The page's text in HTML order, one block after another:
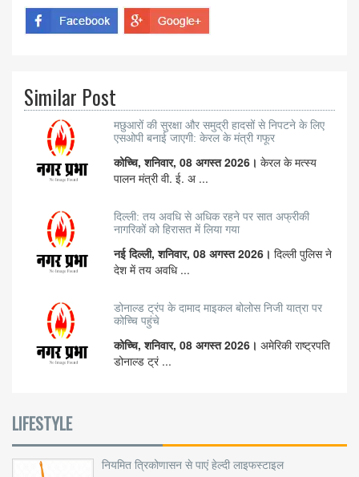
Similar Post
मछुआरों की सुरक्षा और समुद्री हादसों से निपटने के लिए
एसओपी बनाई जाएगी: केरल के मंत्री गफूर
कोच्चि, शनिवार, 08 अगस्त 2026। केरल के मत्स्य
पालन मंत्री वी. ई. अ ...
दिल्ली: तय अवधि से अधिक रहने पर सात अफ्रीकी
नागरिकों को हिरासत में लिया गया
नई दिल्ली, शनिवार, 08 अगस्त 2026। दिल्ली पुलिस ने
देश में तय अवधि ...
डोनाल्ड ट्रंप के दामाद माइकल बोलोस निजी यात्रा पर
कोच्चि पहुंचे
कोच्चि, शनिवार, 08 अगस्त 2026। अमेरिकी राष्ट्रपति
डोनाल्ड ट्रं ...
LIFESTYLE
नियमित त्रिकोणासन से पाएं हेल्दी लाइफस्टाइल